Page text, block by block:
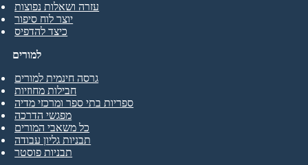
עזרה ושאלות נפוצות
יוצר לוח סיפור
כיצד להדפיס
למורים
גרסה חינמית למורים
חבילות מחוזיות
ספריות בתי ספר ומרכזי מדיה
מפגשי הדרכה
כל משאבי המורים
תבניות גליון עבודה
תבניות פוסטר